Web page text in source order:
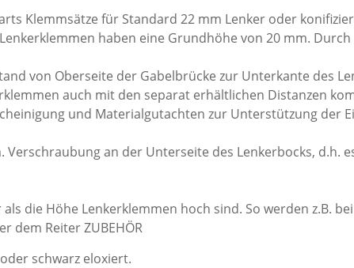
Klemmsätze für Standard 22 mm Lenker oder
haben eine Grundhöhe von 20 mm.
von Oberseite der Gabelbrücke zur Unterkante des
auch mit den separat erhältlichen Distanzen
und Materialgutachten zur Unterstützung der
an der Unterseite des Lenkerbocks, d.h.
als die Höhe Lenkerklemmen hoch sind. So werden z.B.
dem Reiter ZUBEHÖR
schwarz eloxiert.